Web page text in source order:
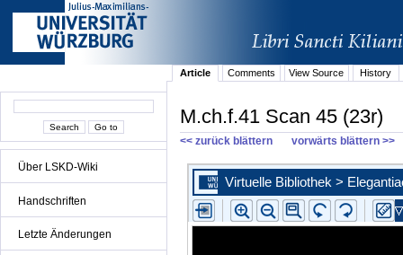
Über LSKD-Wiki
Handschriften
Letzte Änderungen
Article Comments View Source History
M.ch.f.41 Scan 45 (23r)
<< zurück blättern vorwärts blättern >>